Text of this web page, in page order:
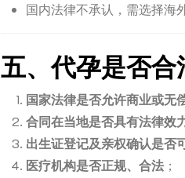
国内法律不承认，需选择海
五、代孕是否合
国家法律是否允许商业或无
合同在当地是否具有法律效
出生证登记及亲权确认是否
医疗机构是否正规、合法；